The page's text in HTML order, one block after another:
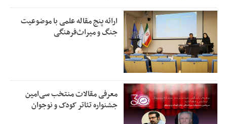
ارائه پنج مقاله علمی با موضوعیت
جنگ و میراث‌فرهنگی
معرفی مقالات منتخب سی‌امین
جشنواره تئاتر کودک و نوجوان